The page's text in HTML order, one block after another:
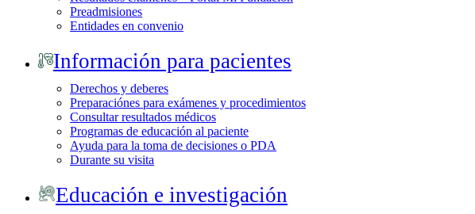
Preadmisiones
Entidades en convenio
Información para pacientes
Derechos y deberes
Preparaciónes para exámenes y procedimientos
Consultar resultados médicos
Programas de educación al paciente
Ayuda para la toma de decisiones o PDA
Durante su visita
Educación e investigación